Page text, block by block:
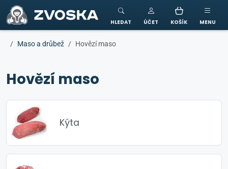
ZVOSKA
HLEDAT ÚČET KOŠÍK MENU
Maso a drůbež Hovězí maso
Hovězí maso
Kýta